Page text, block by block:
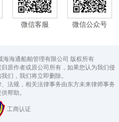
微信客服 微信公众号
海海通船舶管理有限公司 版权所有
原作者或原公司所有，如果您认为我们侵
们，我们将立即删除。
法规，相关法律事务由东方未来律师事务
帮助。
工商认证